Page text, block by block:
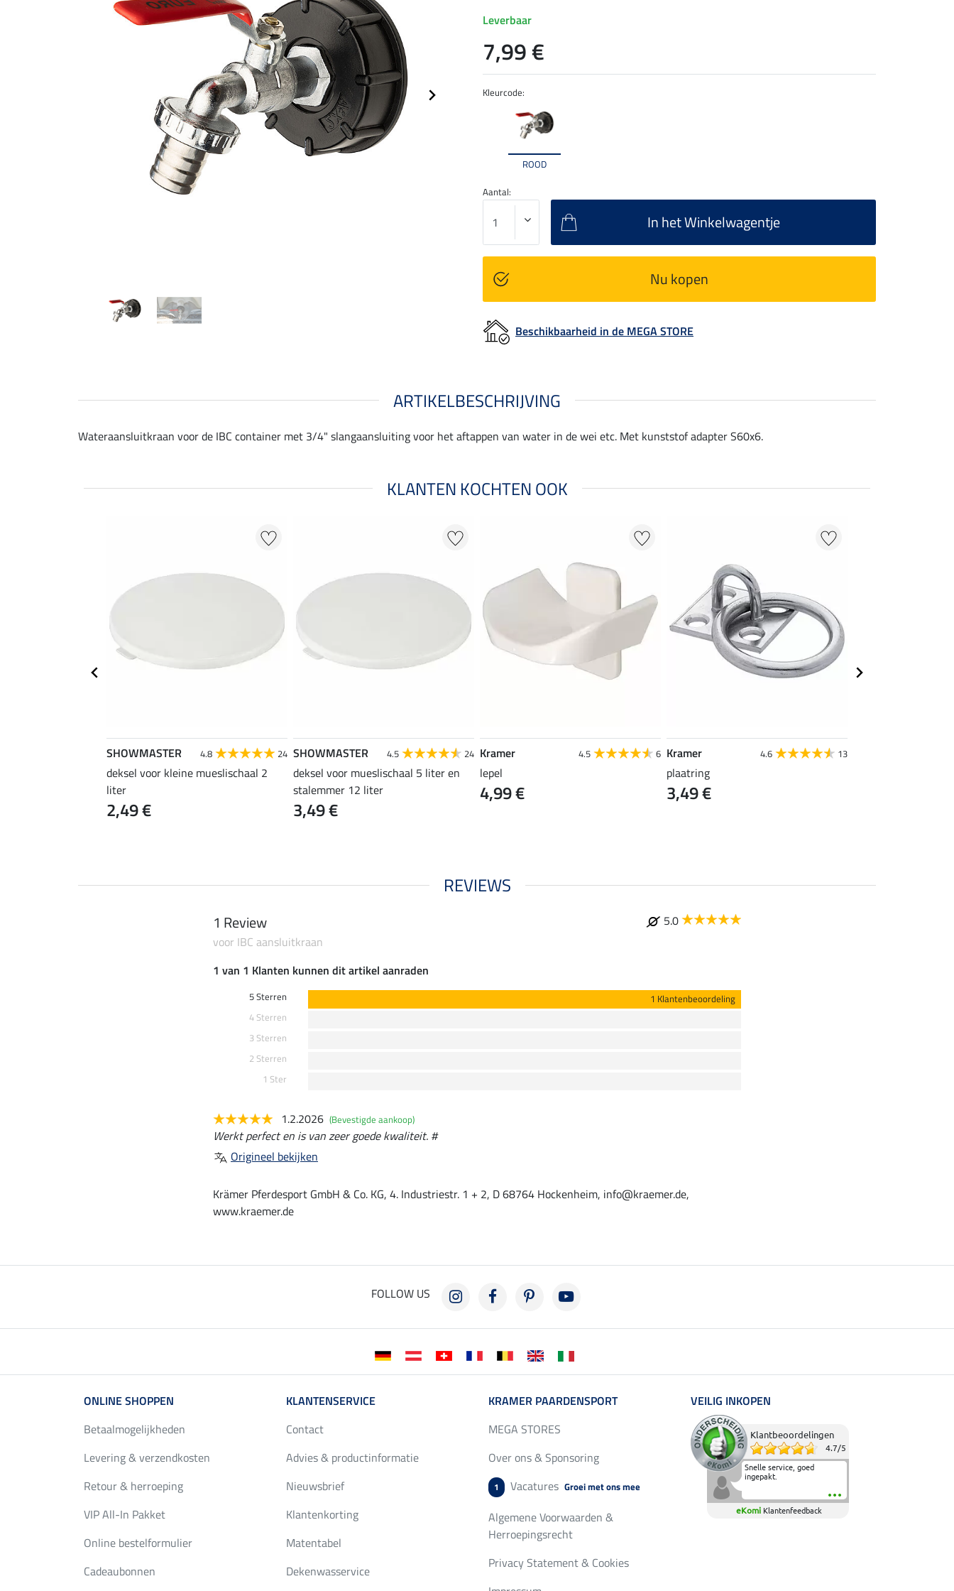
Kleurcode:
ROOD
Leverbaar
7,99 €
Aantal:
In het Winkelwagentje
Nu kopen
Beschikbaarheid in de MEGA STORE
ARTIKELBESCHRIJVING
Wateraansluitkraan voor de IBC container met 3/4" slangaansluiting voor het aftappen van water in de wei etc. Met kunststof adapter S60x6.
KLANTEN KOCHTEN OOK
SHOWMASTER 4.8 24
deksel voor kleine mueslischaal 2
liter
2,49 €
SHOWMASTER 4.5 24
deksel voor mueslischaal 5 liter en
stalemmer 12 liter
3,49 €
Kramer 4.5 6
lepel
4,99 €
Kramer 4.6 13
plaatring
3,49 €
REVIEWS
1 Review
5.0
voor IBC aansluitkraan
1 van 1 Klanten kunnen dit artikel aanraden
5 Sterren
1 Klantenbeoordeling
4 Sterren
3 Sterren
2 Sterren
1 Ster
1.2.2026 (Bevestigde aankoop)
Werkt perfect en is van zeer goede kwaliteit. #
Origineel bekijken
Krämer Pferdesport GmbH & Co. KG, 4. Industriestr. 1 + 2, D 68764 Hockenheim, info@kraemer.de,
www.kraemer.de
FOLLOW US
ONLINE SHOPPEN
Betaalmogelijkheden
Levering & verzendkosten
Retour & herroeping
VIP All-In Pakket
Online bestelformulier
Cadeaubonnen
KLANTENSERVICE
Contact
Advies & productinformatie
Nieuwsbrief
Klantenkorting
Matentabel
Dekenwasservice
KRAMER PAARDENSPORT
MEGA STORES
Over ons & Sponsoring
1 Vacatures Groei met ons mee
Algemene Voorwaarden &
Herroepingsrecht
Privacy Statement & Cookies
VEILIG INKOPEN
Klantbeoordelingen
4.7/5
Snelle service, goed
ingepakt.
eKomi Klantenfeedback